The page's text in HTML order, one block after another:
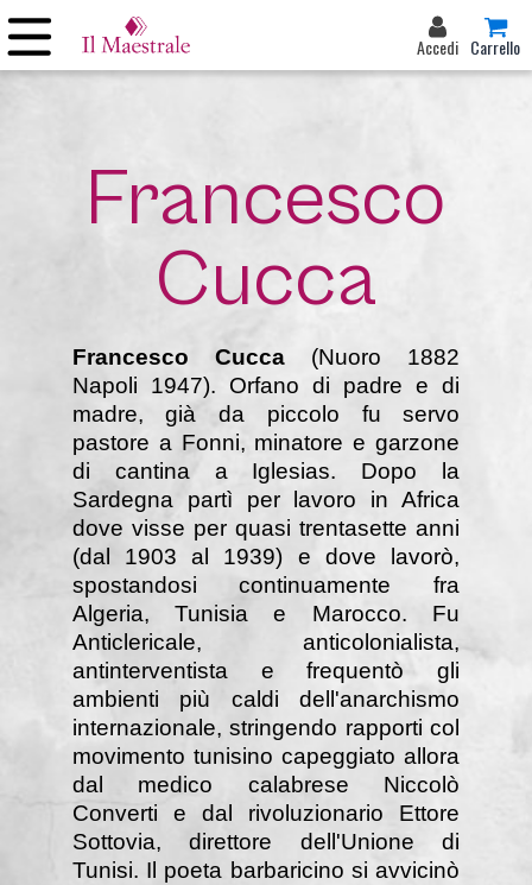
Accedi Carrello
Francesco
Cucca
Francesco Cucca(Nuoro 1882
Napoli 1947). Orfano di padre e di
madre, già da piccolo fu servo
pastore a Fonni, minatore e garzone
di cantina a Iglesias. Dopo la
Sardegna partì per lavoro in Africa
dove visse per quasi trentasette anni
(dal 1903 al 1939) e dove lavorò,
spostandosi continuamente fra
Algeria, Tunisia e Marocco. Fu
Anticlericale, anticolonialista,
antinterventista e frequentò gli
ambienti più caldi dell'anarchismo
internazionale, stringendo rapporti col
movimento tunisino capeggiato allora
dal medico calabrese Niccolò
Converti e dal rivoluzionario Ettore
Sottovia, direttore dell'Unione di
Tunisi. Il poeta barbaricino si avvicinò